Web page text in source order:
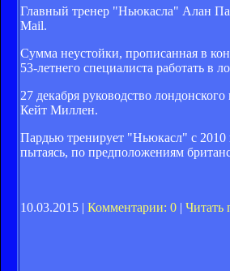
Главный тренер "Ньюкасла" Алан
Mail.
Сумма неустойки, прописанная в
53-летнего специалиста работать в
27 декабря руководство
Кейт Миллен.
Пардью тренирует "Ньюкасл" с 2010
пытаясь, по предположениям
10.03.2015 | Комментарии: 0 | Читать